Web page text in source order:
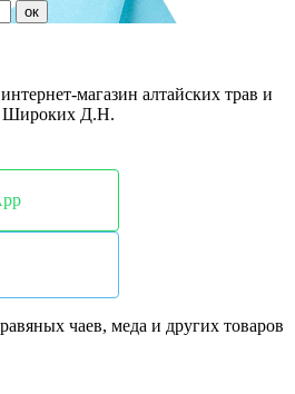
ок
магазин алтайских трав и
Широких Д.Н.
чаев, меда и других товаров